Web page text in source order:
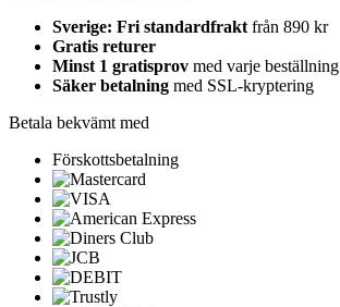
Sverige: Fri standardfrakt från 890 kr
Gratis returer
Minst 1 gratisprov med varje beställning
Säker betalning med SSL-kryptering
Betala bekvämt med
Förskottsbetalning